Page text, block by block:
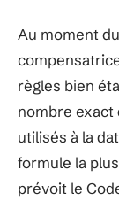
Au moment
règles bien
nombre exact
utilisés à la
formule la
prévoit le